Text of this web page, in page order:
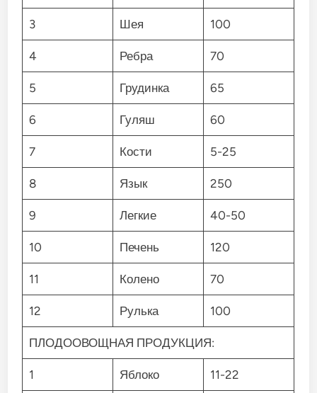
3 Шея 100
4 Ребра 70
5 Грудинка 65
6 Гуляш 60
7 Кости 5-25
8 Язык 250
9 Легкие 40-50
10 Печень 120
11 Колено 70
12 Рулька 100
ПЛОДООВОЩНАЯ ПРОДУКЦИЯ:
1 Яблоко 11-22